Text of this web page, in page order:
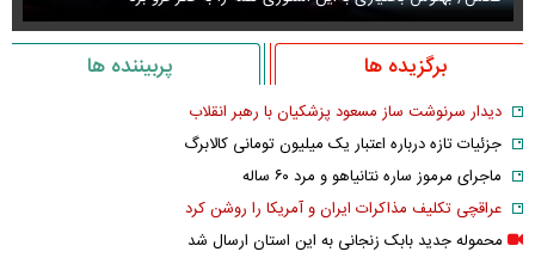
برگزیده ها پربیننده ها
دیدار سرنوشت ساز مسعود پزشکیان با رهبر انقلاب
جزئیات تازه درباره اعتبار یک میلیون تومانی کالابرگ
ماجرای مرموز ساره نتانیاهو و مرد ۶۰ ساله
عراقچی تکلیف مذاکرات ایران و آمریکا را روشن کرد
محموله جدید بابک زنجانی به این استان ارسال شد